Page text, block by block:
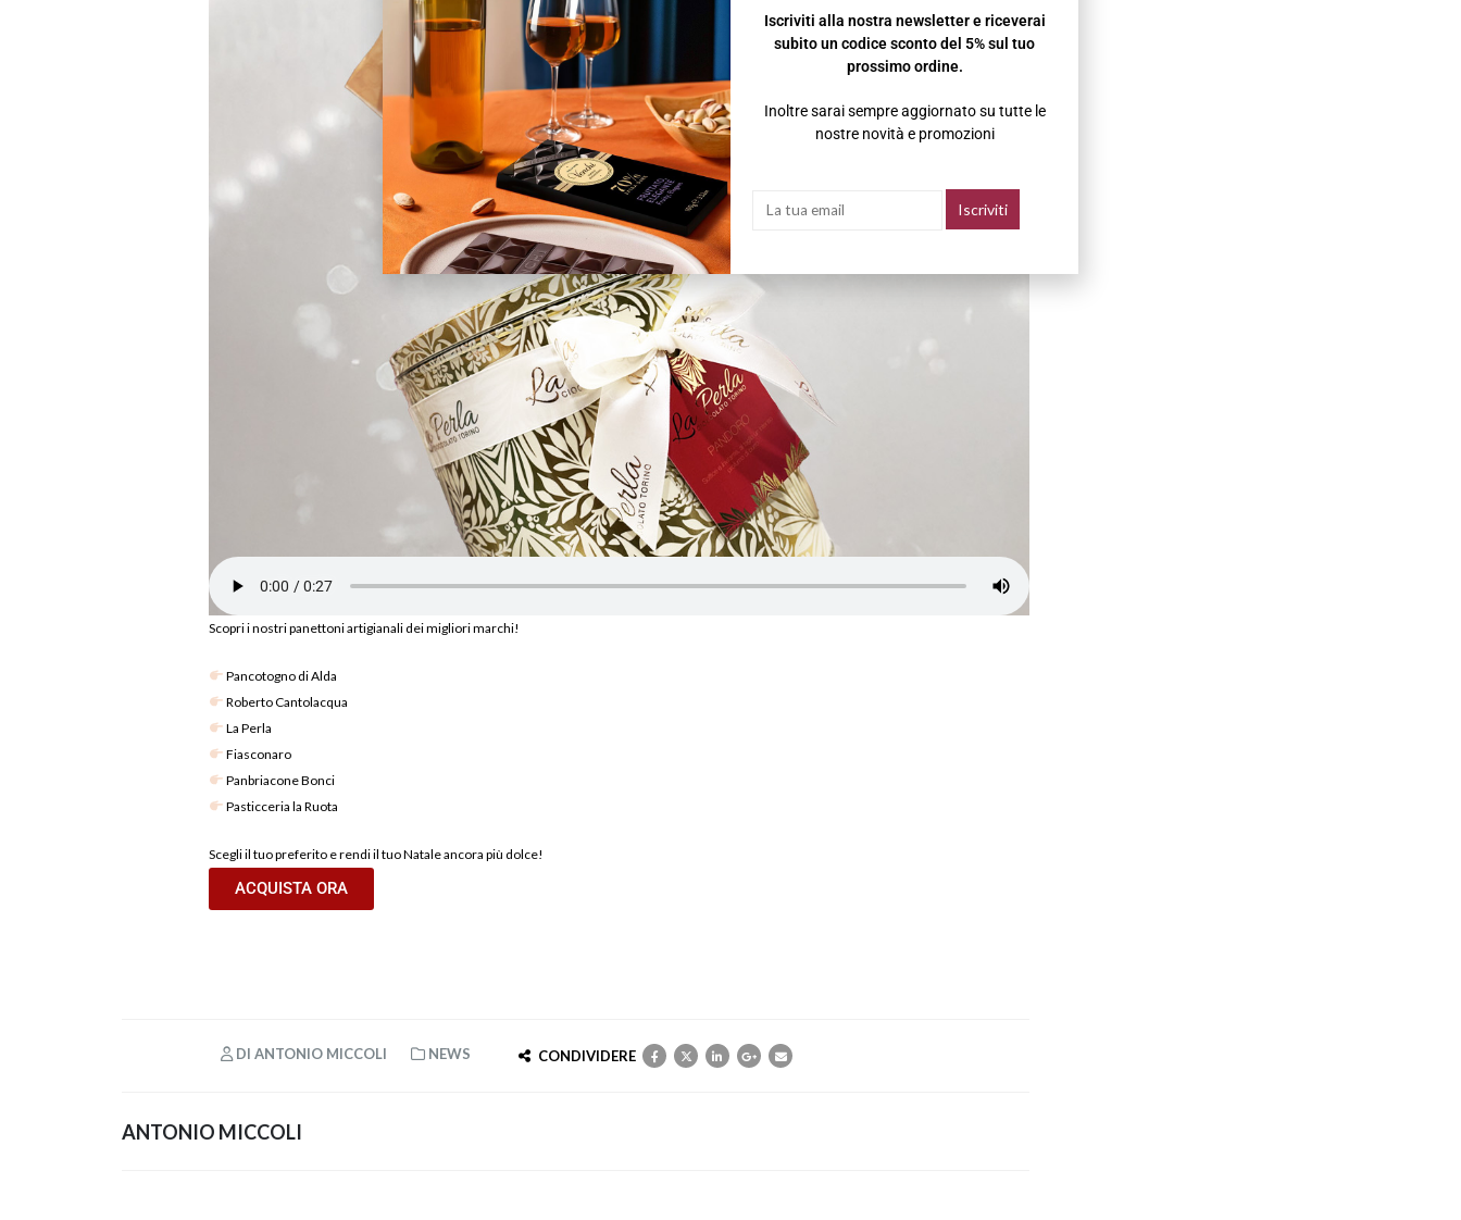
Scopri i nostri panettoni artigianali dei migliori marchi!
Pancotogno di Alda
Roberto Cantolacqua
La Perla
Fiasconaro
Panbriacone Bonci
Pasticceria la Ruota
Scegli il tuo preferito e rendi il tuo Natale ancora più dolce!
ACQUISTA ORA
DI ANTONIO MICCOLI NEWS CONDIVIDERE
ANTONIO MICCOLI
Iscriviti alla nostra newsletter e riceverai
subito un codice sconto del 5% sul tuo
prossimo ordine.
Inoltre sarai sempre aggiornato su tutte le
nostre novità e promozioni